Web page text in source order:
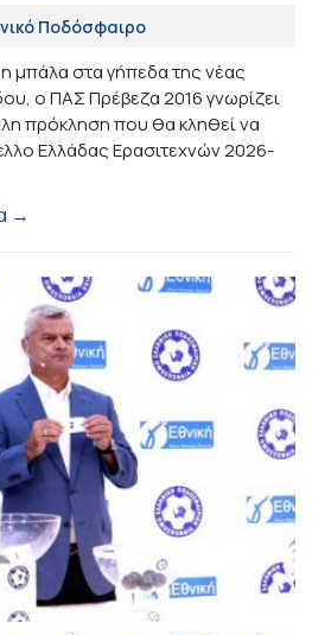
Ποδόσφαιρο
μπάλα στα γήπεδα της νέας
ο ΠΑΣ Πρέβεζα 2016 γνωρίζει
πρόκληση που θα κληθεί να
Ελλάδας Ερασιτεχνών 2026-
→